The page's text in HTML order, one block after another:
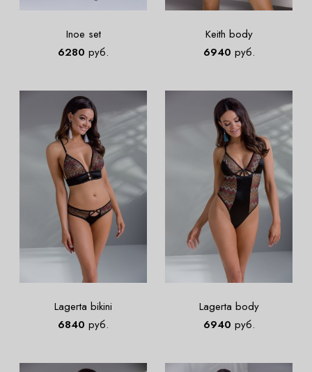
Inoe set
6280 руб.
Keith body
6940 руб.
Lagerta bikini
6840 руб.
Lagerta body
6940 руб.